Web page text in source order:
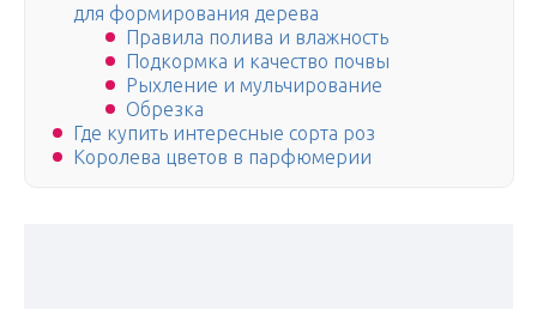
для формирования дерева
Правила полива и влажность
Подкормка и качество почвы
Рыхление и мульчирование
Обрезка
Где купить интересные сорта роз
Королева цветов в парфюмерии